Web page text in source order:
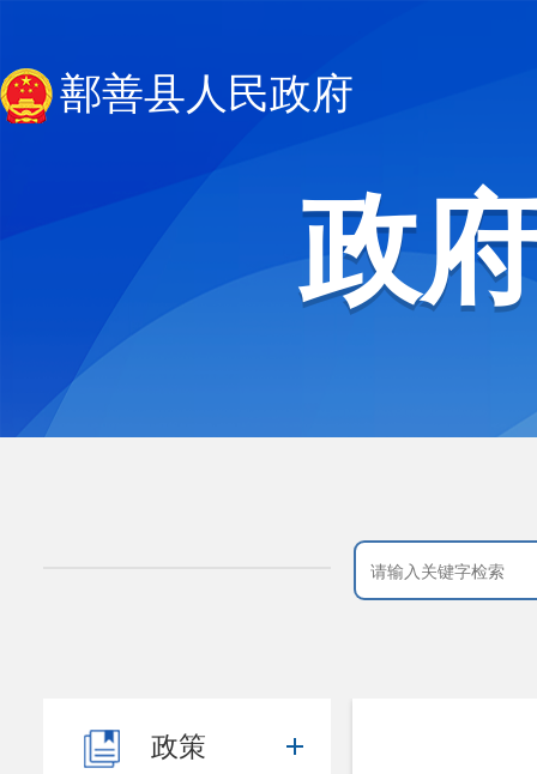
鄯善县人民政府
政
政策